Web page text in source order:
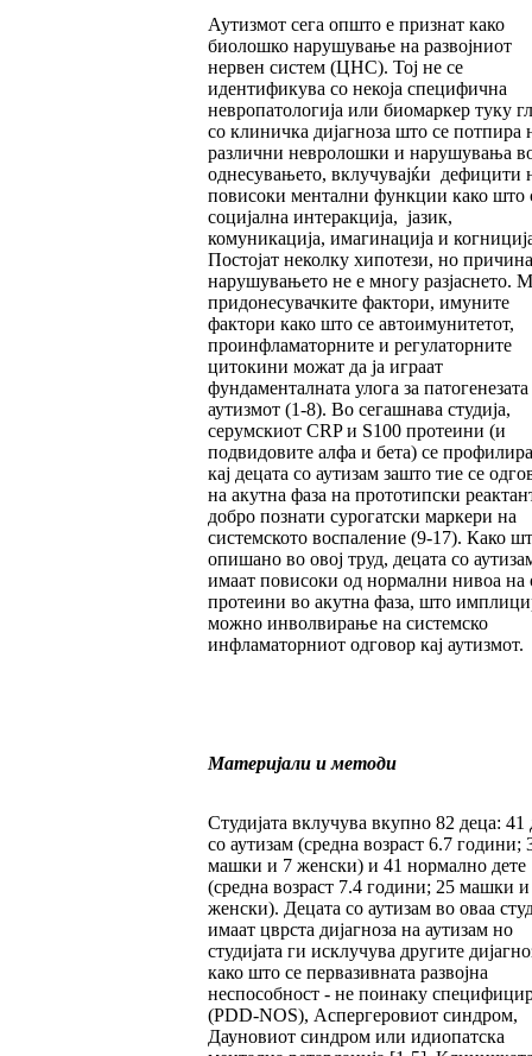
Аутизмот сега општо е признат како
биолошко нарушување на развојниот
нервен систем (ЦНС). Тој не се
идентификува со некоја специфична
невропатологија или биомаркер туку
со клиничка дијагноза што се потпира
различни невролошки и нарушувања
однесувањето, вклучувајќи дефицити
повисоки ментални функции како што
социјална интеракција, јазик,
комуникација, имагинација и
Постојат неколку хипотези, но
нарушувањето не е многу разјаснето.
придонесувачките фактори, имуните
фактори како што се автоимунитетот,
проинфламаторните и регулаторните
цитокини можат да ја играат
фундаменталната улога за
аутизмот (1-8). Во сегашнава студија,
серумскиот CRP и S100 протеини (и
подвидовите алфа и бета) се
кај децата со аутизам зашто тие се
на акутна фаза на прототипски
добро познати сурогатски маркери на
системското воспаление (9-17). Како
опишано во овој труд, децата со
имаат повисоки од нормални нивоа на
протеини во акутна фаза, што
можно инволвирање на системско
инфламаторниот одговор кај аутизмот.
Материјали и методи
Студијата вклучува вкупно 82 деца: 41
со аутизам (средна возраст 6.7 години;
машки и 7 женски) и 41 нормално дете
(средна возраст 7.4 години; 25 машки
женски). Децата со аутизам во оваа
имаат цврста дијагноза на аутизам но
студијата ги исклучува другите
како што се первазивната развојна
неспособност - не поинаку
(PDD-NOS), Аспергеровиот синдром,
Дауновиот синдром или идиопатска